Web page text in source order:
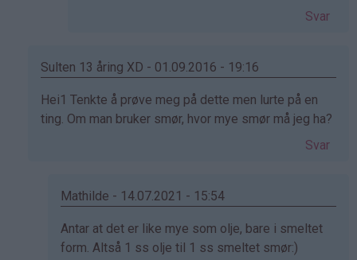
Svar
Sulten 13 åring XD - 01.09.2016 - 19:16
Som
svar
bekreftet)
Hei1 Tenkte å prøve meg på dette men lurte på en
ting. Om man bruker smør, hvor mye smør må jeg ha?
Svar
Mathilde - 14.07.2021 - 15:54
Som
svar
Antar at det er like mye som olje, bare i smeltet
form. Altså 1 ss olje til 1 ss smeltet smør:)